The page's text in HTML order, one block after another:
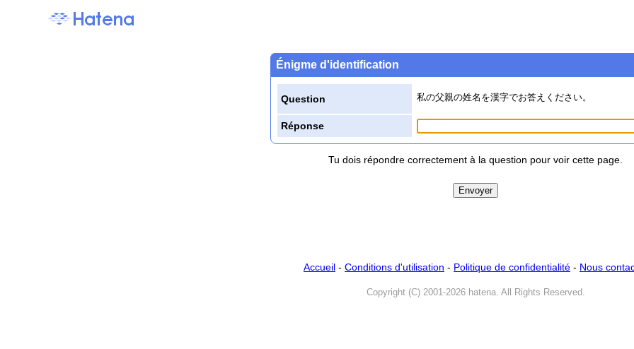
Énigme d'identification
Question 私の父親の姓名を漢字でお答えください。
Réponse
Tu dois répondre correctement à la question pour voir cette page.
Accueil - Conditions d'utilisation - Politique de confidentialité - Nous
Copyright (C) 2001-2026 hatena. All Rights Reserved.